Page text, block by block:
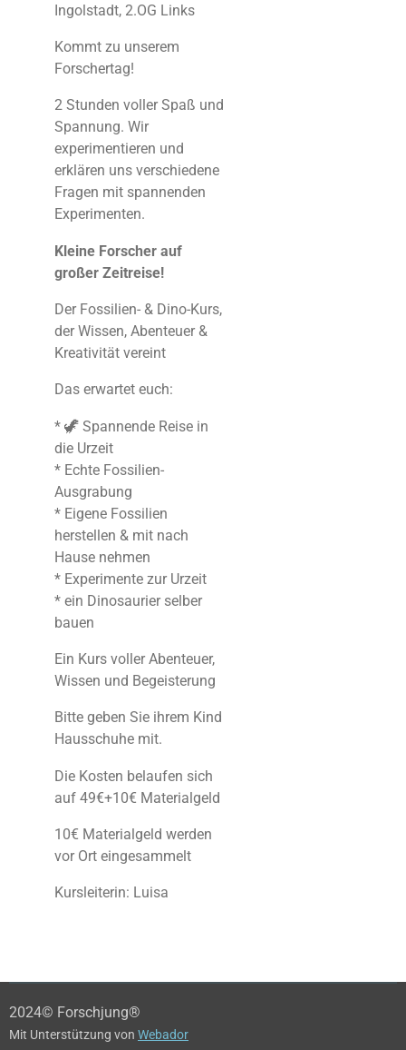
Ingolstadt, 2.OG Links
Kommt zu unserem
Forschertag!
2 Stunden voller Spaß und
Spannung. Wir
experimentieren und
erklären uns verschiedene
Fragen mit spannenden
Experimenten.
Kleine Forscher auf
großer Zeitreise!
Der Fossilien- & Dino-Kurs,
der Wissen, Abenteuer &
Kreativität vereint
Das erwartet euch:
* 🦖 Spannende Reise in
die Urzeit
* Echte Fossilien-
Ausgrabung
* Eigene Fossilien
herstellen & mit nach
Hause nehmen
* Experimente zur Urzeit
* ⁠ein Dinosaurier selber
bauen
Ein Kurs voller Abenteuer,
Wissen und Begeisterung
Bitte geben Sie ihrem Kind
Hausschuhe mit.
Die Kosten belaufen sich
auf 49€+10€ Materialgeld
10€ Materialgeld werden
vor Ort eingesammelt
Kursleiterin: Luisa
2024© Forschjung®
Mit Unterstützung von Webador